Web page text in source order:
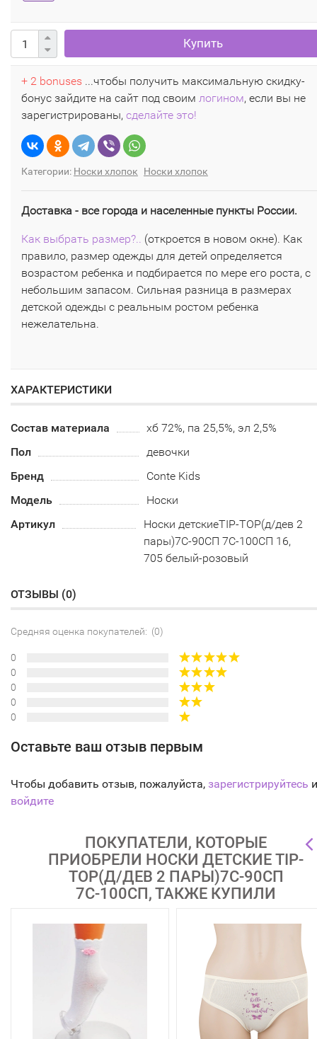
Купить
+ 2 bonuses ...чтобы получить максимальную скидку-
бонус зайдите на сайт под своим логином, если вы не
зарегистрированы, сделайте это!
Категории: Носки хлопок Носки хлопок
Доставка - все города и населенные пункты России.
Как выбрать размер?.. (откроется в новом окне). Как
правило, размер одежды для детей определяется
возрастом ребенка и подбирается по мере его роста, с
небольшим запасом. Сильная разница в размерах
детской одежды с реальным ростом ребенка
нежелательна.
ХАРАКТЕРИСТИКИ
Состав материала
хб 72%, па 25,5%, эл 2,5%
Пол
девочки
Бренд
Conte Kids
Модель
Носки
Артикул
Носки детскиеTIP-TOP(д/дев 2
пары)7С-90СП 7С-100СП 16,
705 белый-розовый
ОТЗЫВЫ (0)
Средняя оценка покупателей: (0)
0
0
0
0
0
Оставьте ваш отзыв первым
Чтобы добавить отзыв, пожалуйста, зарегистрируйтесь
войдите
ПОКУПАТЕЛИ, КОТОРЫЕ
ПРИОБРЕЛИ НОСКИ ДЕТСКИЕ TIP-
TOP(Д/ДЕВ 2 ПАРЫ)7С-90СП
7С-100СП, ТАКЖЕ КУПИЛИ